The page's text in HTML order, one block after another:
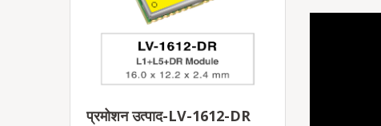
प्रमोशन उत्पाद-LV-1612-DR